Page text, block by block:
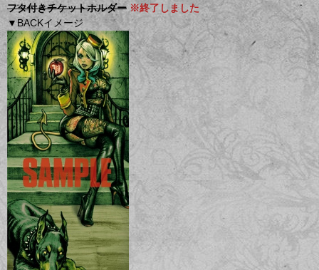
フタ付きチケットホルダー ※終了しました
▼BACKイメージ